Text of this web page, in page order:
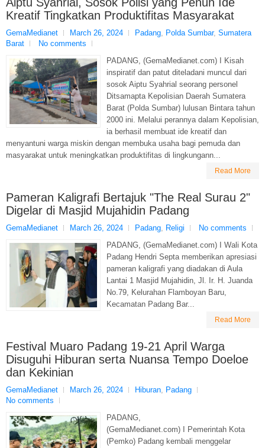
Aiptu Syahrial, Sosok Polisi yang Penuh Ide
Kreatif Tingkatkan Produktifitas Masyarakat
GemaMedianet March 26, 2024 Padang, Polda Sumbar, Sumatera
Barat
No comments
PADANG, (GemaMedianet.com) I Kisah
inspiratif dan patut diteladani muncul dari
sosok Aiptu Syahrial seorang personel
Ditsamapta Kepolisian Daerah Sumatera
Barat (Polda Sumbar) lulusan Bintara tahun
2000 ini. Melalui perannya dalam Kepolisian,
ia berhasil membuat ide kreatif dan
menyantuni warga miskin dengan membuka usaha bagi pemuda dan
masyarakat untuk meningkatkan produktifitas di lingkungann...
Read More
Pameran Kaligrafi Bertajuk "The Real Surau 2"
Digelar di Masjid Mujahidin Padang
GemaMedianet March 26, 2024 Padang, Religi
No comments
PADANG, (GemaMedianet.com) I Wali Kota
Padang Hendri Septa memberikan apresiasi
pameran kaligrafi yang diadakan di Aula
Lantai 1 Masjid Mujahidin, Jl. Ir. H. Juanda
No.79, Kelurahan Flamboyan Baru,
Kecamatan Padang Bar...
Read More
Festival Muaro Padang 19-21 April Warga
Disuguhi Hiburan serta Nuansa Tempo Doeloe
dan Kekinian
GemaMedianet March 26, 2024 Hiburan, Padang
No comments
PADANG,
(GemaMedianet.com) I Pemerintah Kota
(Pemko) Padang kembali menggelar